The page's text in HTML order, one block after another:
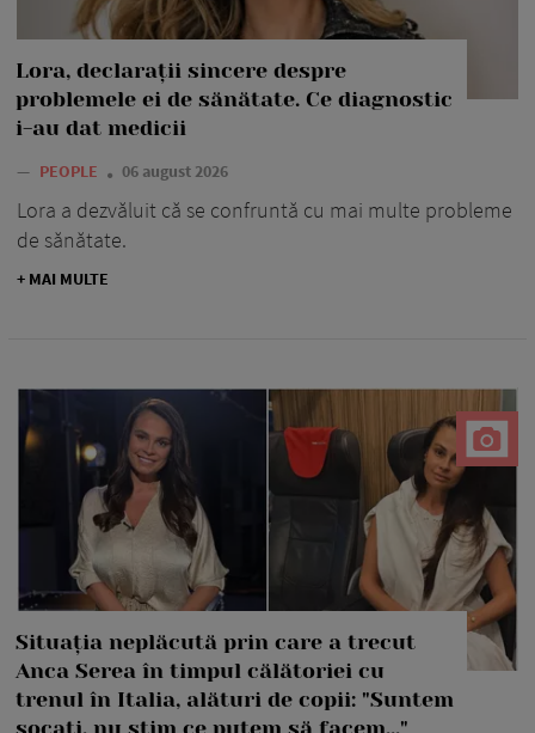
Lora, declarații sincere despre
problemele ei de sănătate. Ce diagnostic
i-au dat medicii
— PEOPLE 06 august 2026
Lora a dezvăluit că se confruntă cu mai multe probleme
de sănătate.
+ MAI MULTE
Situația neplăcută prin care a trecut
Anca Serea în timpul călătoriei cu
trenul în Italia, alături de copii: "Suntem
șocați, nu știm ce putem să facem..."